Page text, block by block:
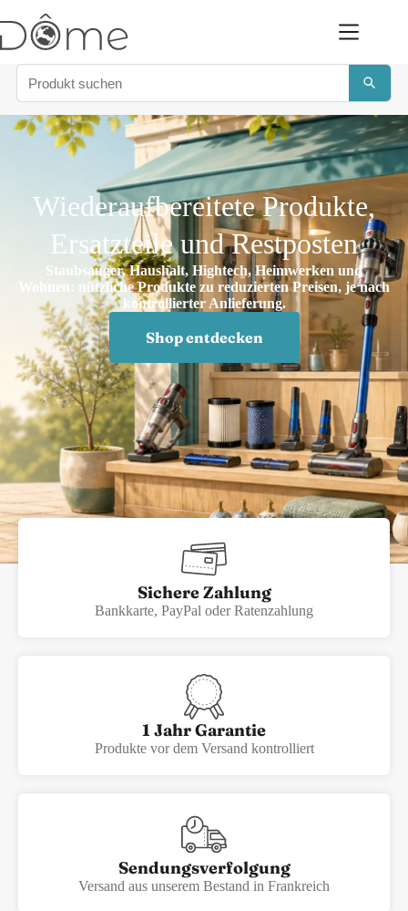
Wiederaufbereitete Produkte,
Ersatzteile und Restposten
Staubsauger, Haushalt, Hightech, Heimwerken und
Wohnen: nützliche Produkte zu reduzierten Preisen, je nach
kontrollierter Anlieferung.
Shop entdecken
Sichere Zahlung
Bankkarte, PayPal oder Ratenzahlung
1 Jahr Garantie
Produkte vor dem Versand kontrolliert
Sendungsverfolgung
Versand aus unserem Bestand in Frankreich